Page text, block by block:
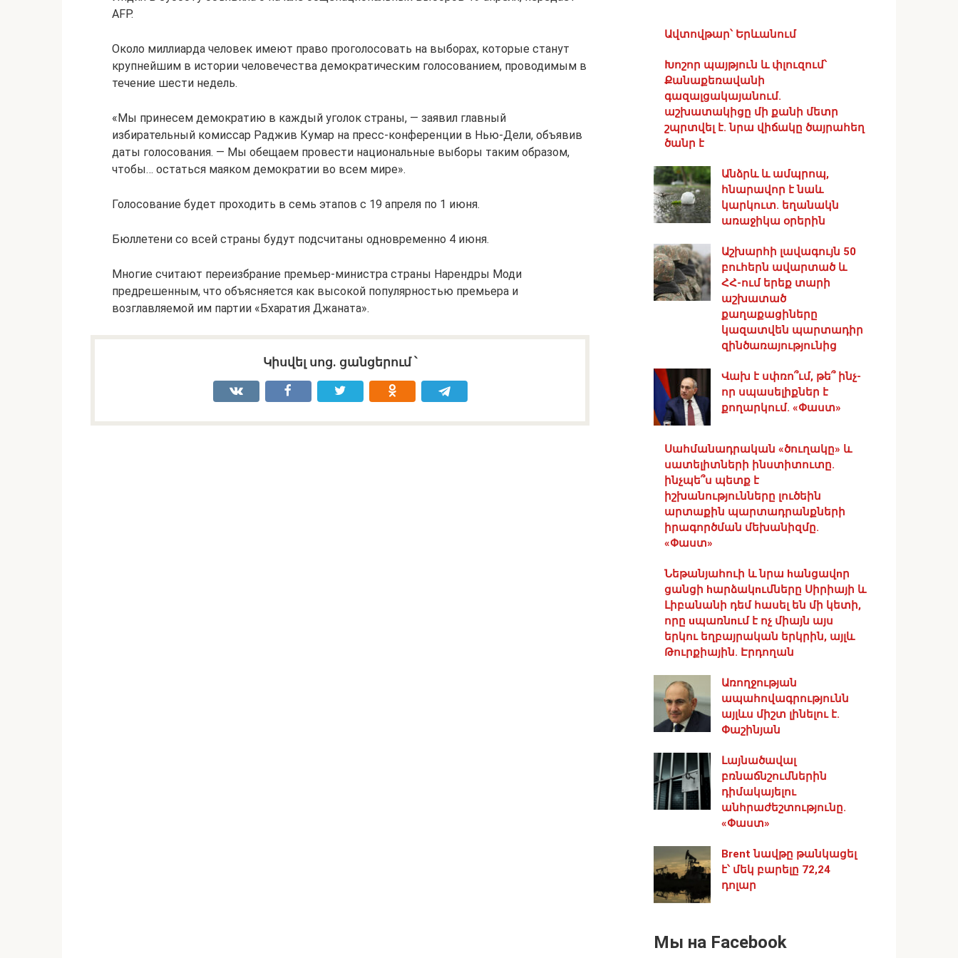
AFP.
Около миллиарда человек имеют право проголосовать на выборах, которые станут
крупнейшим в истории человечества демократическим голосованием, проводимым в
течение шести недель.
«Мы принесем демократию в каждый уголок страны, — заявил главный
избирательный комиссар Раджив Кумар на пресс-конференции в Нью-Дели, объявив
даты голосования. — Мы обещаем провести национальные выборы таким образом,
чтобы… остаться маяком демократии во всем мире».
Голосование будет проходить в семь этапов с 19 апреля по 1 июня.
Бюллетени со всей страны будут подсчитаны одновременно 4 июня.
Многие считают переизбрание премьер-министра страны Нарендры Моди
предрешенным, что объясняется как высокой популярностью премьера и
возглавляемой им партии «Бхаратия Джаната».
Կիսվել սոց․ ցանցերում ՝
Ավտովթար՝ Երևանում
Խոշոր պայթյուն և փլուզում՝
Քանաքեռավանի
գազալցակայանում․
աշխատակիցը մի քանի մետր
շպրտվել է. նրա վիճակը ծայրահեղ
ծանր է
Անձրև և ամպրոպ,
հնարավոր է նաև
կարկուտ. եղանակն
առաջիկա օրերին
Աշխարհի լավագույն 50
բուհերն ավարտած և
ՀՀ-ում երեք տարի
աշխատած
քաղաքացիները
կազատվեն պարտադիր
զինծառայությունից
Վախ է սփռո՞ւմ, թե՞ ինչ-
որ սպասելիքներ է
քողարկում. «Փաստ»
Սահմանադրական «ծուղակը» և
սատելիտների ինստիտուտը.
ինչպե՞ս պետք է
իշխանությունները լուծեին
արտաքին պարտադրանքների
իրագործման մեխանիզմը.
«Փաստ»
Նեթանյահուի և նրա hանցավnր
ցանցի hարձակnւմները Սիրիայի և
Լիբանանի դեմ հասել են մի կետի,
որը uպառնnւմ է ոչ միայն այս
երկու եղբայրական երկրին, այլև
Թուրքիային. Էրդողան
Առողջության
ապահովագրությունն
այլևս միշտ լինելու է․
Փաշինյան
Լայնածավալ
բռնաճնշումներին
դիմակայելու
անհրաժեշտությունը.
«Փաստ»
Brent նավթը թանկացել
է՝ մեկ բարելը 72,24
դոլար
Мы на Facebook